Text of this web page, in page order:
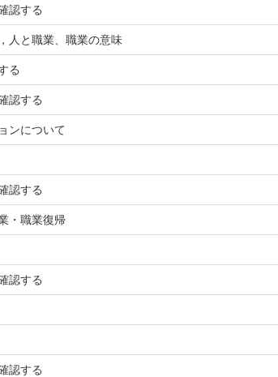
認する
人と職業、職業の意味
る
認する
ンについて
認する
・職業復帰
認する
認する